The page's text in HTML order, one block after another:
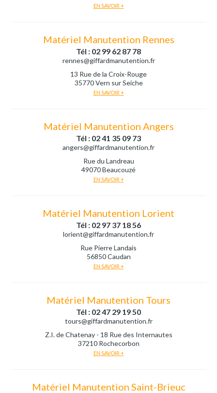
EN SAVOIR +
Matériel Manutention Rennes
Tél : 02 99 62 87 78
rennes@giffardmanutention.fr
13 Rue de la Croix-Rouge
35770 Vern sur Seiche
EN SAVOIR +
Matériel Manutention Angers
Tél : 02 41 35 09 73
angers@giffardmanutention.fr
Rue du Landreau
49070 Beaucouzé
EN SAVOIR +
Matériel Manutention Lorient
Tél : 02 97 37 18 56
lorient@giffardmanutention.fr
Rue Pierre Landais
56850 Caudan
EN SAVOIR +
Matériel Manutention Tours
Tél : 02 47 29 19 50
tours@giffardmanutention.fr
Z.I. de Chatenay - 18 Rue des Internautes
37210 Rochecorbon
EN SAVOIR +
Matériel Manutention Saint-Brieuc